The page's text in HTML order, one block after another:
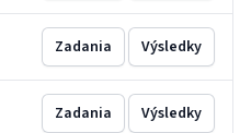
Zadania Výsledky
Zadania Výsledky